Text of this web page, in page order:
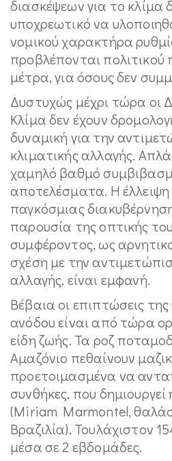
διασκέψεων για το κλίμα
υποχρεωτικό να
νομικού χαρακτήρα
προβλέπονται
μέτρα, για όσους δεν
Δυστυχώς μέχρι τώρα οι
Κλίμα δεν έχουν
δυναμική για την
κλιματικής αλλαγής.
χαμηλό βαθμό
αποτελέσματα. Η
παγκόσμιας
παρουσία της οπτικής
συμφέροντος, ως
σχέση με την
αλλαγής, είναι εμφανή.
Βέβαια οι επιπτώσεις
ανόδου είναι από τώρα
είδη ζωής. Τα ροζ
Αμαζόνιο πεθαίνουν
προετοιμασμένα να
συνθήκες, που
(Miriam Marmontel,
Βραζιλία). Τουλάχιστον
μέσα σε 2 εβδομάδες.